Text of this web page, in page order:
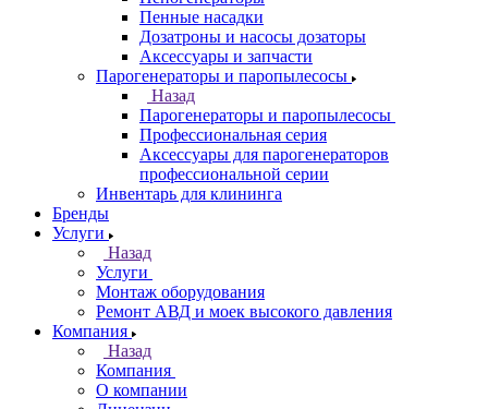
Пенные насадки
Дозатроны и насосы дозаторы
Аксессуары и запчасти
Парогенераторы и паропылесосы
Назад
Парогенераторы и паропылесосы
Профессиональная серия
Аксессуары для парогенераторов
профессиональной серии
Инвентарь для клининга
Бренды
Услуги
Назад
Услуги
Монтаж оборудования
Ремонт АВД и моек высокого давления
Компания
Назад
Компания
О компании